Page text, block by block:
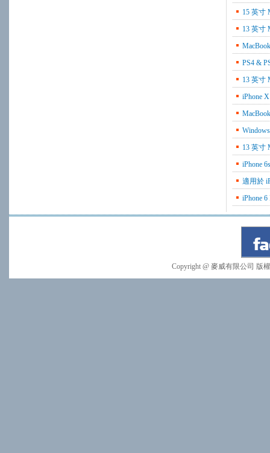
15 英寸
13 英寸
PS4 &
13 英寸
iPhone
13 英寸
iPhone
適用於
iPhone
Copyright @ 麥威有限公司 版